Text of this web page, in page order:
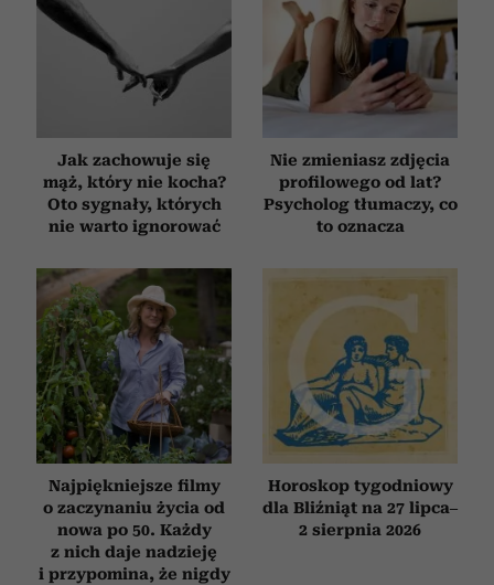
Jak zachowuje się
mąż, który nie kocha?
Oto sygnały, których
nie warto ignorować
Nie zmieniasz zdjęcia
profilowego od lat?
Psycholog tłumaczy, co
to oznacza
Najpiękniejsze filmy
o zaczynaniu życia od
nowa po 50. Każdy
z nich daje nadzieję
i przypomina, że nigdy
Horoskop tygodniowy
dla Bliźniąt na 27 lipca–
2 sierpnia 2026